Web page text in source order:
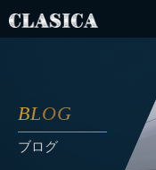
BLOG
ブログ